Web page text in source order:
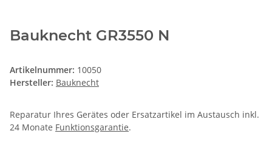
Bauknecht GR3550 N
Artikelnummer: 10050
Hersteller: Bauknecht
Reparatur Ihres Gerätes oder Ersatzartikel im Austausch inkl.
24 Monate Funktionsgarantie.